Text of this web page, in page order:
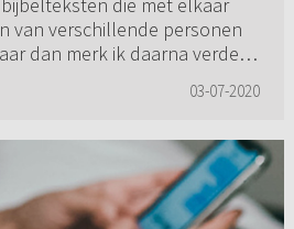
van verschillende personen
dan merk ik daarna verder
03-07-2020